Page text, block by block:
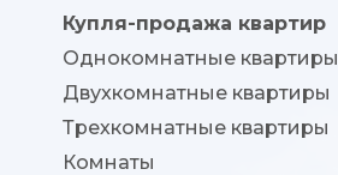
Купля-продажа квартир
Однокомнатные квартиры
Двухкомнатные квартиры
Трехкомнатные квартиры
Комнаты